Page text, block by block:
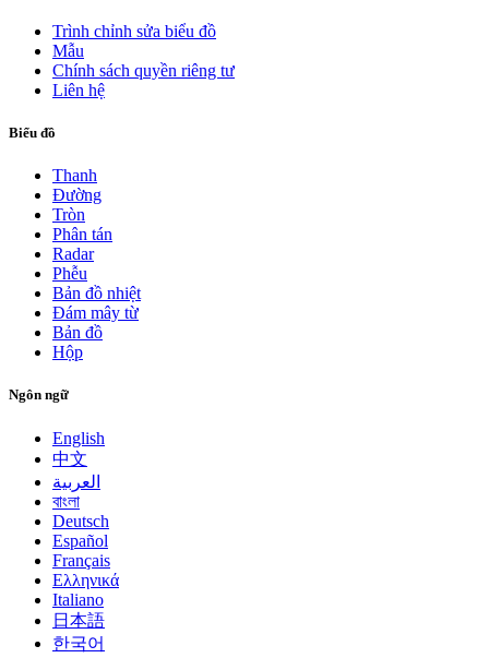
Trình chỉnh sửa biểu đồ
Mẫu
Chính sách quyền riêng tư
Liên hệ
Biểu đồ
Thanh
Đường
Tròn
Phân tán
Radar
Phễu
Bản đồ nhiệt
Đám mây từ
Bản đồ
Hộp
Ngôn ngữ
English
中文
العربية
বাংলা
Deutsch
Español
Français
Ελληνικά
Italiano
日本語
한국어